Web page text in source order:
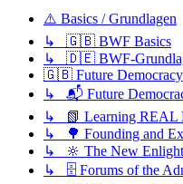
⚠️ Basics / Grundlagen
↳ 🇬🇧 BWF Basics
↳ 🇩🇪 BWF-
🇬🇧 Future Democracy
↳ 📬 Future
↳ 📗 Learning REAL
↳ 🌳 Founding and
↳ 🔆 The New
↳ 🗄️ Forums of the